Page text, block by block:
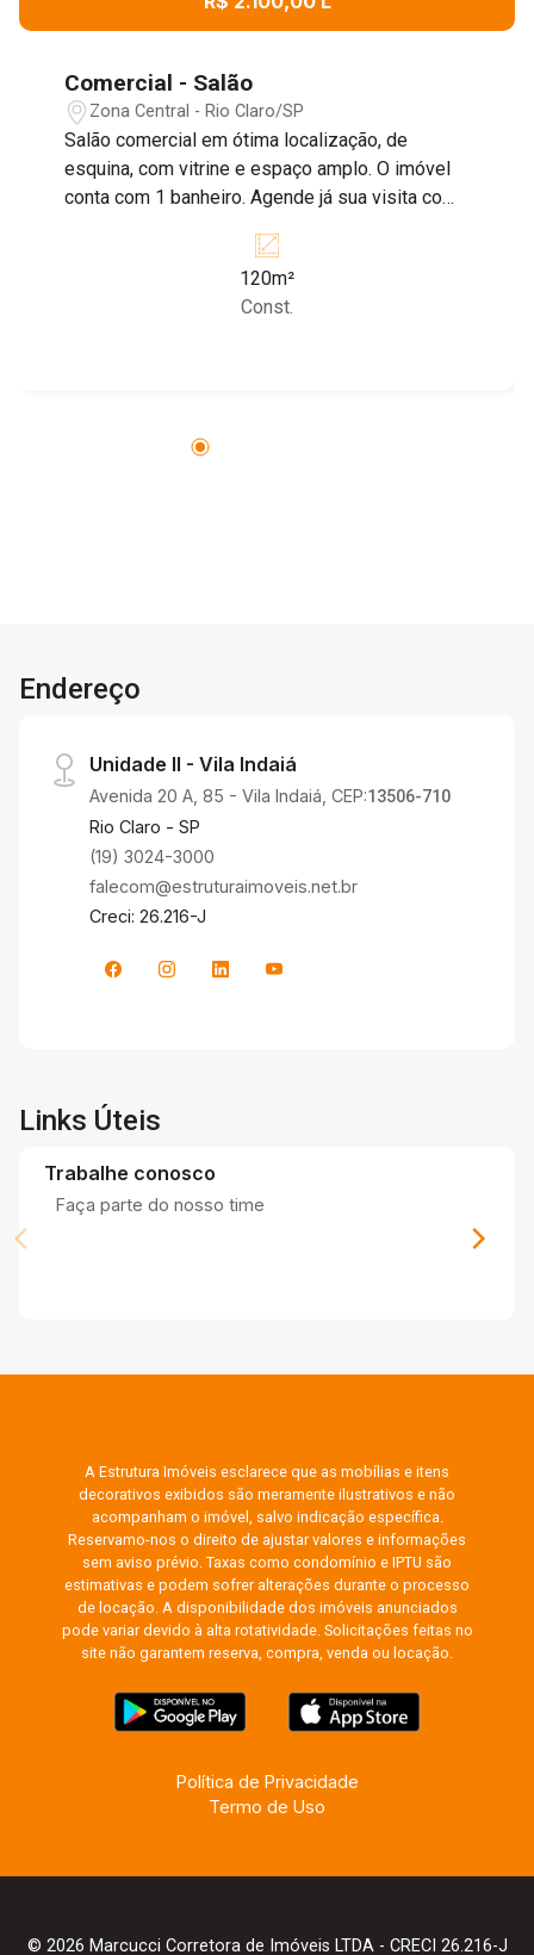
Comercial - Salão
Zona Central - Rio Claro/SP
Salão comercial em ótima localização, de
esquina, com vitrine e espaço amplo. O imóvel
conta com 1 banheiro. Agende já sua visita com
120m²
Const.
Endereço
Unidade II - Vila Indaiá
Avenida 20 A, 85 - Vila Indaiá, CEP:13506-710
Rio Claro - SP
(19) 3024-3000
falecom@estruturaimoveis.net.br
Creci: 26.216-J
Links Úteis
Trabalhe conosco
Faça parte do nosso time
A Estrutura Imóveis esclarece que as mobílias e itens
decorativos exibidos são meramente ilustrativos e não
acompanham o imóvel, salvo indicação específica.
Reservamo-nos o direito de ajustar valores e informações
sem aviso prévio. Taxas como condomínio e IPTU são
estimativas e podem sofrer alterações durante o processo
de locação. A disponibilidade dos imóveis anunciados
pode variar devido à alta rotatividade. Solicitações feitas no
site não garantem reserva, compra, venda ou locação.
Política de Privacidade
Termo de Uso
© 2026 Marcucci Corretora de Imóveis LTDA - CRECI 26.216-J